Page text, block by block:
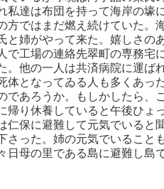
私達は布団を持って海岸の壕
方ではまだ燃え続けていた。
と姉がやって来た。嬉しさの
で工場の連絡先翠町の専務宅
。他の一人は共済病院に運ば
となってゐる人も多くあった
であろうか。もしかしたら、
り休養していると午後ひょ
仁保に避難して元気でいると
さった。姉の元気でいること
日母の里である島に避難し島